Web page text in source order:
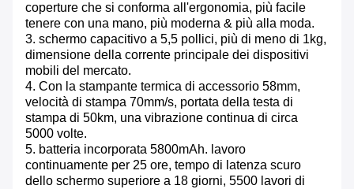
coperture che si conforma all'ergonomia, più facile
tenere con una mano, più moderna & più alla moda.
3. schermo capacitivo a 5,5 pollici, più di meno di 1kg,
dimensione della corrente principale dei dispositivi
mobili del mercato.
4. Con la stampante termica di accessorio 58mm,
velocità di stampa 70mm/s, portata della testa di
stampa di 50km, una vibrazione continua di circa
5000 volte.
5. batteria incorporata 5800mAh. lavoro
continuamente per 25 ore, tempo di latenza scuro
dello schermo superiore a 18 giorni, 5500 lavori di